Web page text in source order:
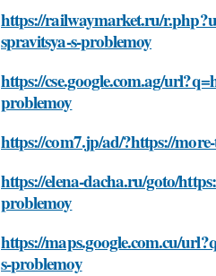
https://railwaymarket.ru/
spravitsya-s-problemoy
https://cse.google.com.ag/
problemoy
https://com7.jp/ad/?https://
https://elena-dacha.ru/goto/
problemoy
https://maps.google.com.cu/
s-problemoy